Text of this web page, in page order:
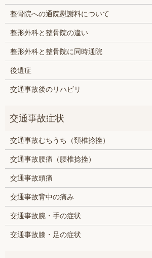
整骨院への通院慰謝料について
整形外科と整骨院の違い
整形外科と整骨院に同時通院
後遺症
交通事故後のリハビリ
交通事故むちうち（頚椎捻挫）
交通事故腰痛（腰椎捻挫）
交通事故頭痛
交通事故背中の痛み
交通事故腕・手の症状
交通事故膝・足の症状